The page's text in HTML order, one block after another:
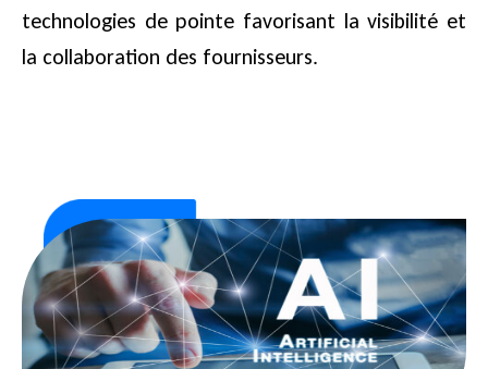
technologies de pointe favorisant la visibilité et
la collaboration des fournisseurs.